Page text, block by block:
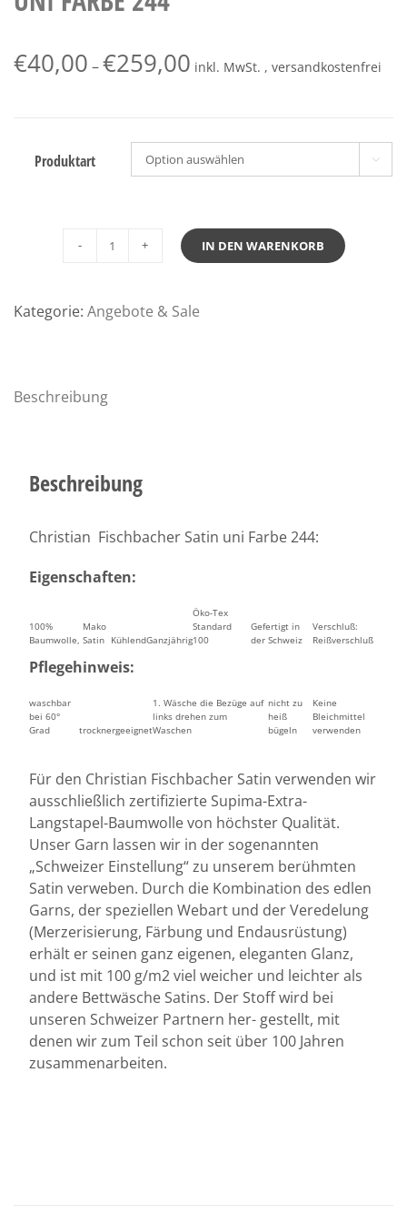
€40,00 –€259,00 inkl. MwSt. , versandkostenfrei
Produktart 
Fischbacher
uni
IN DEN WARENKORB
Kategorie: Angebote & Sale
Beschreibung
Beschreibung
Christian Fischbacher Satin uni Farbe 244:
Eigenschaften:
100%
Baumwolle,
Mako
Satin KühlendGanzjährig
Öko-Tex
Standard
100
Gefertigt in
der Schweiz
Verschluß:
Reißverschluß
Pflegehinweis:
waschbar
bei 60°
Grad
trocknergeeignet
1. Wäsche die Bezüge auf
links drehen zum
Waschen
nicht zu
heiß
bügeln
Keine
Bleichmittel
verwenden
Für den Christian Fischbacher Satin verwenden wir
ausschließlich zertifizierte Supima-Extra-
Langstapel-Baumwolle von höchster Qualität.
Unser Garn lassen wir in der sogenannten
„Schweizer Einstellung“ zu unserem berühmten
Satin verweben. Durch die Kombination des edlen
Garns, der speziellen Webart und der Veredelung
(Merzerisierung, Färbung und Endausrüstung)
erhält er seinen ganz eigenen, eleganten Glanz,
und ist mit 100 g/m2 viel weicher und leichter als
andere Bettwäsche Satins. Der Stoff wird bei
unseren Schweizer Partnern her- gestellt, mit
denen wir zum Teil schon seit über 100 Jahren
zusammenarbeiten.